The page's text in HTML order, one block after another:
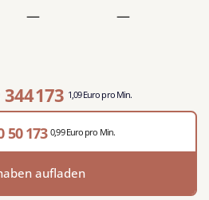
— —
344173 1,09 Euro pro Min.
50 173 0,99 Euro pro Min.
aufladen